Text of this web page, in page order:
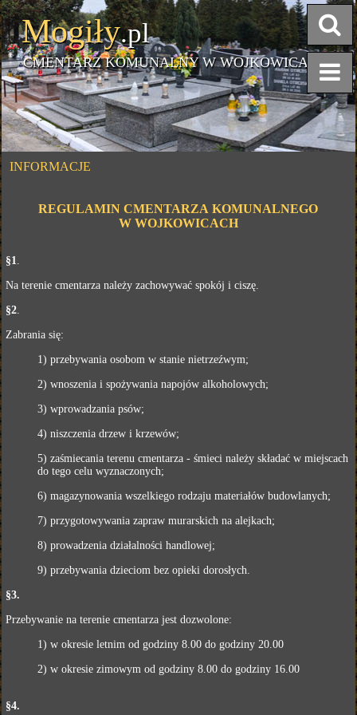
Mogiły.pl
CMENTARZ KOMUNALNY W WOJKOWICACH
INFORMACJE
REGULAMIN CMENTARZA KOMUNALNEGO
W WOJKOWICACH
§1.
Na terenie cmentarza należy zachowywać spokój i ciszę.
§2.
Zabrania się:
1) przebywania osobom w stanie nietrzeźwym;
2) wnoszenia i spożywania napojów alkoholowych;
3) wprowadzania psów;
4) niszczenia drzew i krzewów;
5) zaśmiecania terenu cmentarza - śmieci należy składać w miejscach
do tego celu wyznaczonych;
6) magazynowania wszelkiego rodzaju materiałów budowlanych;
7) przygotowywania zapraw murarskich na alejkach;
8) prowadzenia działalności handlowej;
9) przebywania dzieciom bez opieki dorosłych.
§3.
Przebywanie na terenie cmentarza jest dozwolone:
1) w okresie letnim od godziny 8.00 do godziny 20.00
2) w okresie zimowym od godziny 8.00 do godziny 16.00
§4.